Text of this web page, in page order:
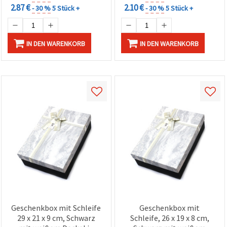
2.87 €- 30 %5 Stück +
IN DEN WARENKORB
2.10 €- 30 %5 Stück +
IN DEN WARENKORB
Geschenkbox mit Schleife
29 x 21 x 9 cm, Schwarz
Geschenkbox mit
Schleife, 26 x 19 x 8 cm,